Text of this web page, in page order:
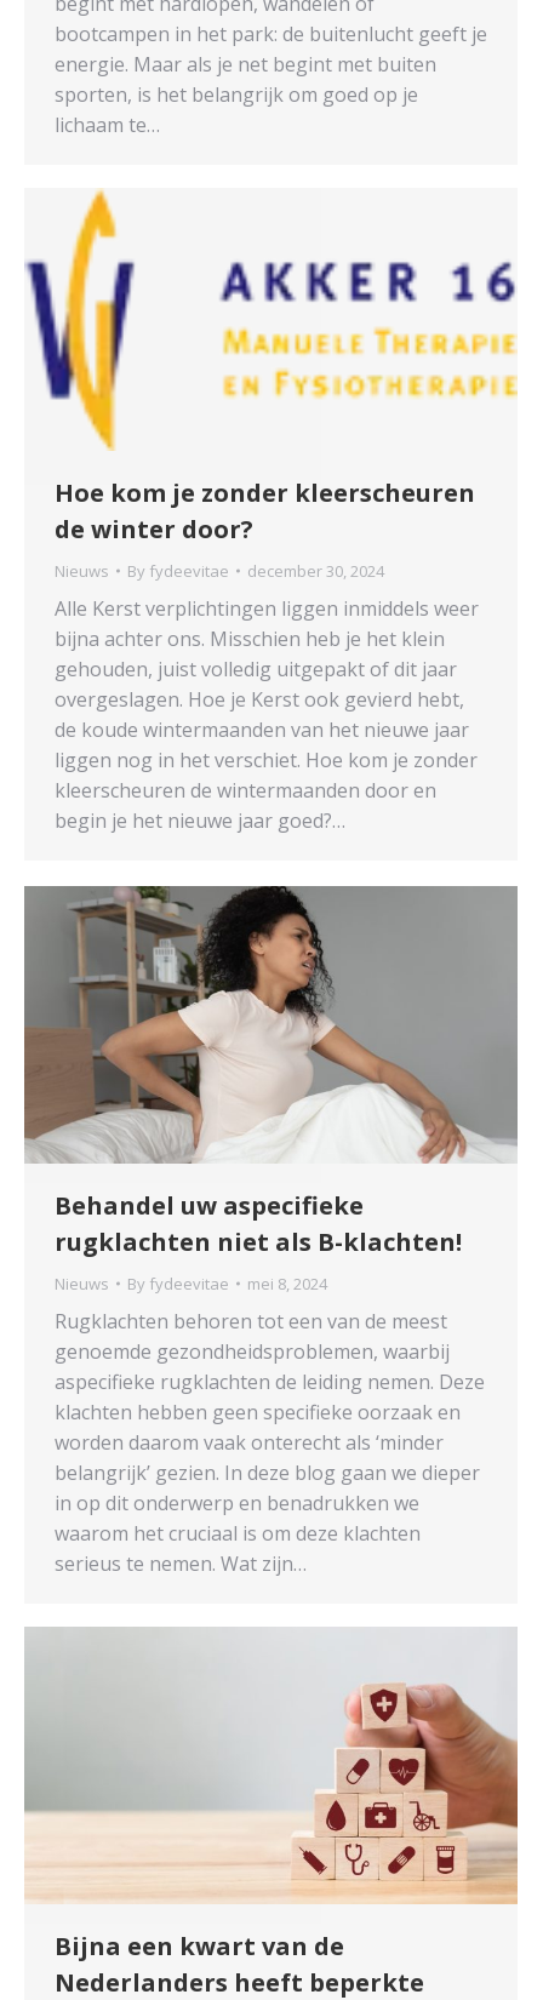
bootcampen in het park: de buitenlucht geeft je
energie. Maar als je net begint met buiten
sporten, is het belangrijk om goed op je
lichaam te…
Hoe kom je zonder kleerscheuren
de winter door?
Nieuws By fydeevitae december 30, 2024
Alle Kerst verplichtingen liggen inmiddels weer
bijna achter ons. Misschien heb je het klein
gehouden, juist volledig uitgepakt of dit jaar
overgeslagen. Hoe je Kerst ook gevierd hebt,
de koude wintermaanden van het nieuwe jaar
liggen nog in het verschiet. Hoe kom je zonder
kleerscheuren de wintermaanden door en
begin je het nieuwe jaar goed?…
Behandel uw aspecifieke
rugklachten niet als B-klachten!
Nieuws By fydeevitae mei 8, 2024
Rugklachten behoren tot een van de meest
genoemde gezondheidsproblemen, waarbij
aspecifieke rugklachten de leiding nemen. Deze
klachten hebben geen specifieke oorzaak en
worden daarom vaak onterecht als ‘minder
belangrijk’ gezien. In deze blog gaan we dieper
in op dit onderwerp en benadrukken we
waarom het cruciaal is om deze klachten
serieus te nemen. Wat zijn…
Bijna een kwart van de
Nederlanders heeft beperkte